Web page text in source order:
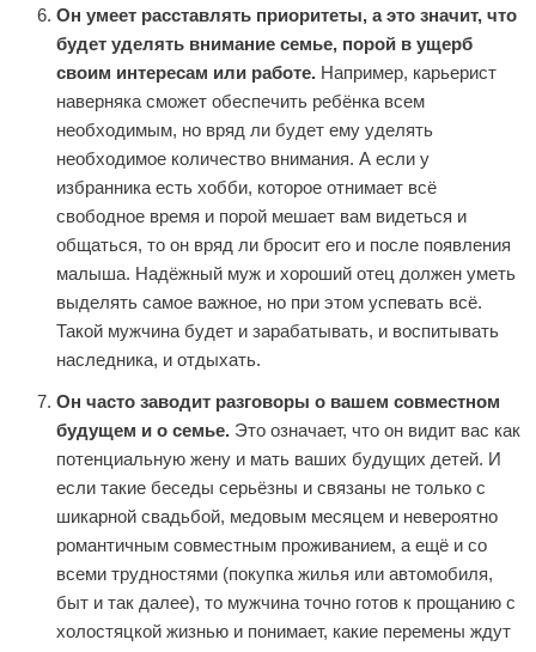
Он умеет расставлять приоритеты, а это значит, что
будет уделять внимание семье, порой в ущерб
своим интересам или работе. Например, карьерист
наверняка сможет обеспечить ребёнка всем
необходимым, но вряд ли будет ему уделять
необходимое количество внимания. А если у
избранника есть хобби, которое отнимает всё
свободное время и порой мешает вам видеться и
общаться, то он вряд ли бросит его и после появления
малыша. Надёжный муж и хороший отец должен уметь
выделять самое важное, но при этом успевать всё.
Такой мужчина будет и зарабатывать, и воспитывать
наследника, и отдыхать.
Он часто заводит разговоры о вашем совместном
будущем и о семье. Это означает, что он видит вас как
потенциальную жену и мать ваших будущих детей. И
если такие беседы серьёзны и связаны не только с
шикарной свадьбой, медовым месяцем и невероятно
романтичным совместным проживанием, а ещё и со
всеми трудностями (покупка жилья или автомобиля,
быт и так далее), то мужчина точно готов к прощанию с
холостяцкой жизнью и понимает, какие перемены ждут